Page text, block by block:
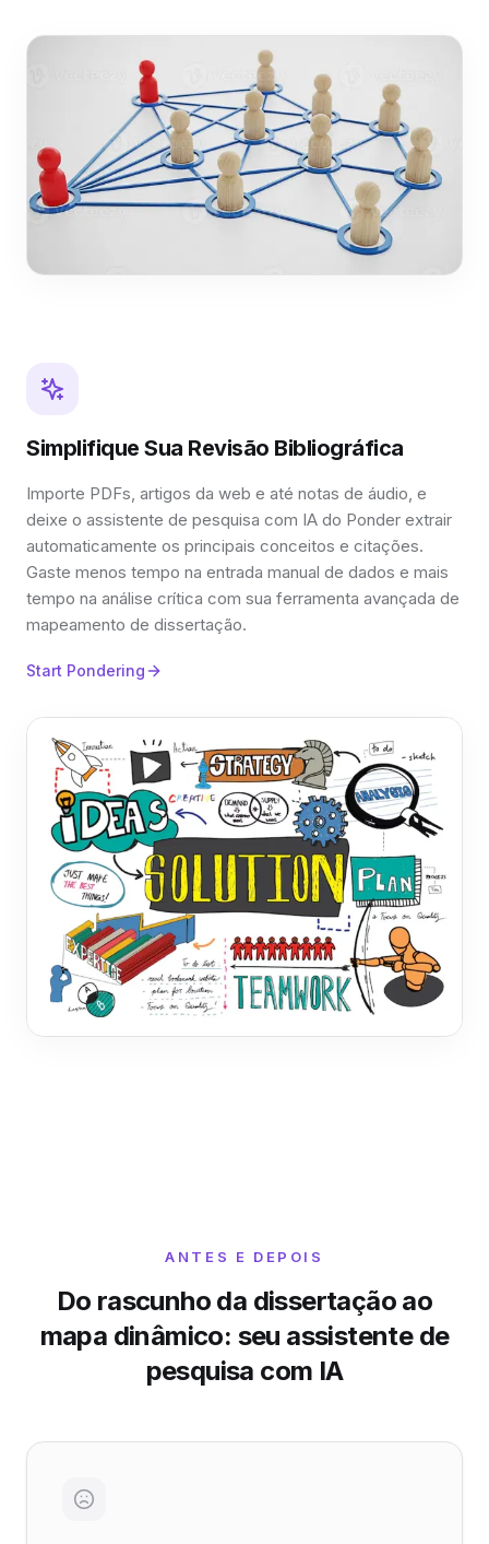
Simplifique Sua Revisão Bibliográfica
Importe PDFs, artigos da web e até notas de áudio, e
deixe o assistente de pesquisa com IA do Ponder extrair
automaticamente os principais conceitos e citações.
Gaste menos tempo na entrada manual de dados e mais
tempo na análise crítica com sua ferramenta avançada de
mapeamento de dissertação.
Start Pondering
ANTES E DEPOIS
Do rascunho da dissertação ao
mapa dinâmico: seu assistente de
pesquisa com IA